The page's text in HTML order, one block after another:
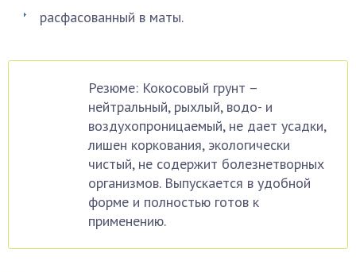
расфасованный в маты.
Резюме: Кокосовый грунт –
нейтральный, рыхлый, водо- и
воздухопроницаемый, не дает усадки,
лишен коркования, экологически
чистый, не содержит болезнетворных
организмов. Выпускается в удобной
форме и полностью готов к
применению.